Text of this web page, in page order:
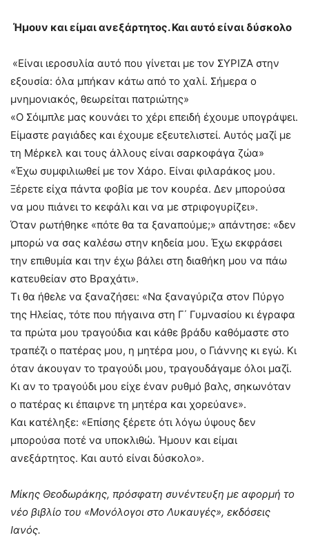
Ήμουν και είμαι ανεξάρτητος. Και αυτό είναι δύσκολο
«Είναι ιεροσυλία αυτό που γίνεται με τον ΣΥΡΙΖΑ στην
εξουσία: όλα μπήκαν κάτω από το χαλί. Σήμερα ο
μνημονιακός, θεωρείται πατριώτης»
«Ο Σόιμπλε μας κουνάει το χέρι επειδή έχουμε υπογράψει.
Είμαστε ραγιάδες και έχουμε εξευτελιστεί. Αυτός μαζί με
τη Μέρκελ και τους άλλους είναι σαρκοφάγα ζώα»
«Έχω συμφιλιωθεί με τον Χάρο. Είναι φιλαράκος μου.
Ξέρετε είχα πάντα φοβία με τον κουρέα. Δεν μπορούσα
να μου πιάνει το κεφάλι και να με στριφογυρίζει».
Όταν ρωτήθηκε «πότε θα τα ξαναπούμε;» απάντησε: «δεν
μπορώ να σας καλέσω στην κηδεία μου. Έχω εκφράσει
την επιθυμία και την έχω βάλει στη διαθήκη μου να πάω
κατευθείαν στο Βραχάτι».
Τι θα ήθελε να ξαναζήσει: «Να ξαναγύριζα στον Πύργο
της Ηλείας, τότε που πήγαινα στη Γ΄ Γυμνασίου κι έγραφα
τα πρώτα μου τραγούδια και κάθε βράδυ καθόμαστε στο
τραπέζι ο πατέρας μου, η μητέρα μου, ο Γιάννης κι εγώ. Κι
όταν άκουγαν το τραγούδι μου, τραγουδάγαμε όλοι μαζί.
Κι αν το τραγούδι μου είχε έναν ρυθμό βαλς, σηκωνόταν
ο πατέρας κι έπαιρνε τη μητέρα και χορεύανε».
Και κατέληξε: «Επίσης ξέρετε ότι λόγω ύψους δεν
μπορούσα ποτέ να υποκλιθώ. Ήμουν και είμαι
ανεξάρτητος. Και αυτό είναι δύσκολο».
Μίκης Θεοδωράκης, πρόσφατη συνέντευξη με αφορμή το
νέο βιβλίο του «Μονόλογοι στο Λυκαυγές», εκδόσεις
Ιανός.